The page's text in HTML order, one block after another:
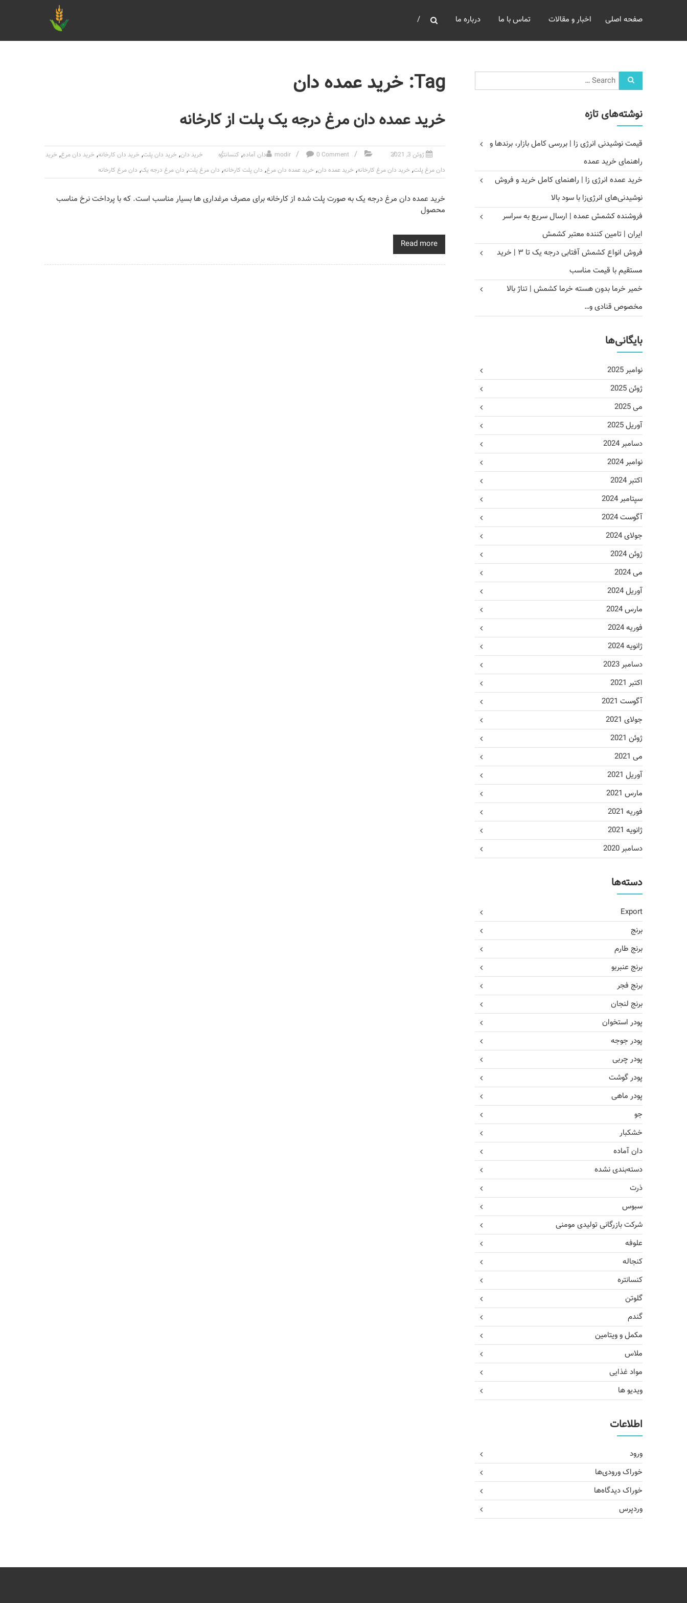
خرید
غلات
مومنی
صفحه اصلی اخبار و مقالات تماس با ما درباره ما
Tag: خرید عمده دان
خرید عمده دان مرغ درجه یک پلت از کارخانه
ژوئن 3, 2021 modir 0 Comment دان آماده, کنسانتره خرید دان, خرید دان پلت, خرید دان کارخانه, خرید دان مرغ, خرید
دان مرغ پلت, خرید دان مرغ کارخانه, خرید عمده دان, خرید عمده دان مرغ, دان پلت کارخانه, دان مرغ پلت, دان مرغ درجه یک, دان مرغ کارخانه
خرید عمده دان مرغ درجه یک به صورت پلت شده از کارخانه برای مصرف مرغداری ها بسیار مناسب است. که با پرداخت نرخ مناسب
محصول
Read more
نوشته‌های تازه
قیمت نوشیدنی انرژی زا | بررسی کامل بازار، برندها و
راهنمای خرید عمده
خرید عمده انرژی زا | راهنمای کامل خرید و فروش
نوشیدنی‌های انرژی‌زا با سود بالا
فروشنده کشمش عمده | ارسال سریع به سراسر
ایران | تامین کننده معتبر کشمش
فروش انواع کشمش آفتابی درجه یک تا ۳ | خرید
مستقیم با قیمت مناسب
خمیر خرما بدون هسته خرما کشمش | تناژ بالا
مخصوص قنادی و…
بایگانی‌ها
نوامبر 2025
ژوئن 2025
می 2025
آوریل 2025
دسامبر 2024
نوامبر 2024
اکتبر 2024
سپتامبر 2024
آگوست 2024
جولای 2024
ژوئن 2024
می 2024
آوریل 2024
مارس 2024
فوریه 2024
ژانویه 2024
دسامبر 2023
اکتبر 2021
آگوست 2021
جولای 2021
ژوئن 2021
می 2021
آوریل 2021
مارس 2021
فوریه 2021
ژانویه 2021
دسامبر 2020
دسته‌ها
Export
برنج
برنج طارم
برنج عنبربو
برنج فجر
برنج لنجان
پودر استخوان
پودر جوجه
پودر چربی
پودر گوشت
پودر ماهی
جو
خشکبار
دان آماده
دسته‌بندی نشده
ذرت
سبوس
شرکت بازرگانی تولیدی مومنی
علوفه
کنجاله
کنسانتره
گلوتن
گندم
مکمل و ویتامین
ملاس
مواد غذایی
ویدیو ها
اطلاعات
ورود
خوراک ورودی‌ها
خوراک دیدگاه‌ها
وردپرس